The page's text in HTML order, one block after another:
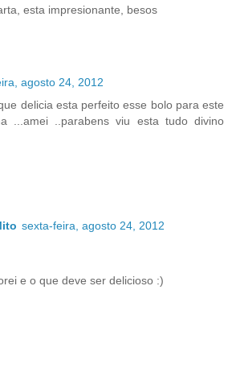
esta impresionante, besos
agosto 24, 2012
delicia esta perfeito esse bolo para este
...amei ..parabens viu esta tudo divino
sexta-feira, agosto 24, 2012
e o que deve ser delicioso :)